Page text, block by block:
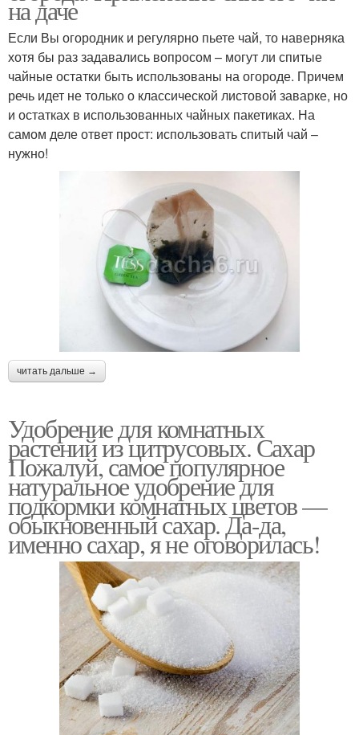
на даче
Если Вы огородник и регулярно пьете чай, то наверняка
хотя бы раз задавались вопросом – могут ли спитые
чайные остатки быть использованы на огороде. Причем
речь идет не только о классической листовой заварке, но
и остатках в использованных чайных пакетиках. На
самом деле ответ прост: использовать спитый чай –
нужно!
читать дальше →
Удобрение для комнатных
растений из цитрусовых. Сахар
Пожалуй, самое популярное
натуральное удобрение для
подкормки комнатных цветов —
обыкновенный сахар. Да-да,
именно сахар, я не оговорилась!